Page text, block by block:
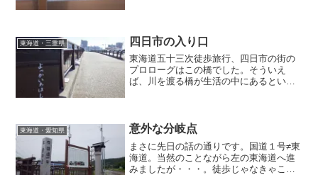
とダルマさんもねw。
東海道・三重県 四日市の入り口
東海道五十三次徒歩旅行、四日市の街の
プロローグはこの橋でした。そういえ
ば、川を渡る橋が生活の中にあるという
を実感したのは。
東海道・愛知県 意外な分岐点
まさに先日の話の通りです。国道１号≠東
海道。当然のことながら左の東海道へ進
みましたが・・・。徒歩じゃなきゃこん